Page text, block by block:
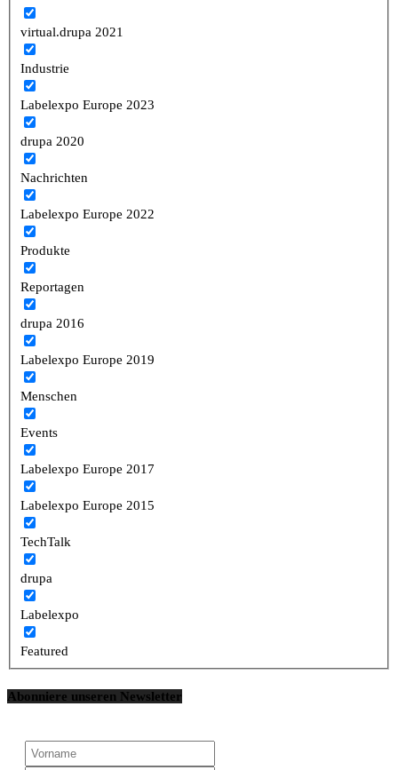
virtual.drupa 2021
Industrie
Labelexpo Europe 2023
drupa 2020
Nachrichten
Labelexpo Europe 2022
Produkte
Reportagen
drupa 2016
Labelexpo Europe 2019
Menschen
Events
Labelexpo Europe 2017
Labelexpo Europe 2015
TechTalk
drupa
Labelexpo
Featured
Abonniere unseren Newsletter